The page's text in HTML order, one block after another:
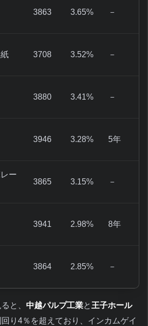
3863 3.65% －
3708 3.52% －
3880 3.41% －
3946 3.28% 5年
ー
3865 3.15% －
3941 2.98% 8年
3864 2.85% －
と、 中越パルプ工業と 王子ホール
り4％を超えており、インカムゲイ